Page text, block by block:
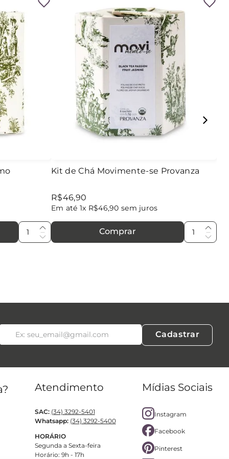
Kit de Chá Movimente-se Provanza
R$46,90
Em até 1x R$46,90 sem juros
Comprar
Cadastrar
Atendimento
SAC: (34) 3292-5401
Whatsapp: (34) 3292-5400
HORÁRIO
Segunda a Sexta-feira
Horário: 9h - 17h
Mídias Sociais
Instagram
Facebook
Pinterest